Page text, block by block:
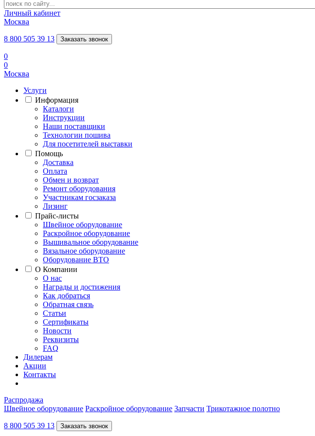
Личный кабинет
Москва
8 800 505 39 13 Заказать звонок
0
0
Москва
Услуги
Информация
Каталоги
Инструкции
Наши поставщики
Технологии пошива
Для посетителей выставки
Помощь
Доставка
Оплата
Обмен и возврат
Ремонт оборудования
Участникам госзаказа
Лизинг
Прайс-листы
Швейное оборудование
Раскройное оборудование
Вышивальное оборудование
Вязальное оборудование
Оборудование ВТО
О Компании
О нас
Награды и достижения
Как добраться
Обратная связь
Статьи
Сертификаты
Новости
Реквизиты
FAQ
Дилерам
Акции
Контакты
Распродажа
Швейное оборудование Раскройное оборудование Запчасти Трикотажное полотно
8 800 505 39 13 Заказать звонок